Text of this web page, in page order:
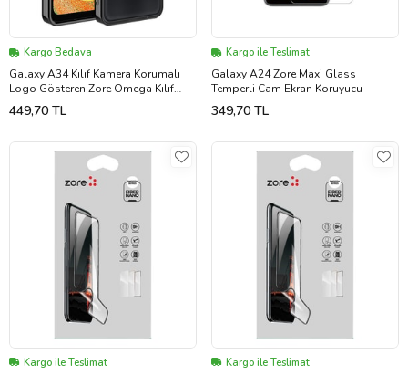
Kargo Bedava
Galaxy A34 Kılıf Kamera Korumalı
Logo Gösteren Zore Omega Kılıf
(Siyah)
449,70 TL
Kargo ile Teslimat
Galaxy A24 Zore Maxi Glass
Temperli Cam Ekran Koruyucu
349,70 TL
Kargo ile Teslimat Kargo ile Teslimat